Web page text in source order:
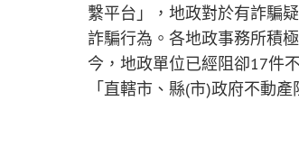
繫平台」，地政對於有詐騙
詐騙行為。各地政事務所積
今，地政單位已經阻卻17件
「直轄市、縣(市)政府不動